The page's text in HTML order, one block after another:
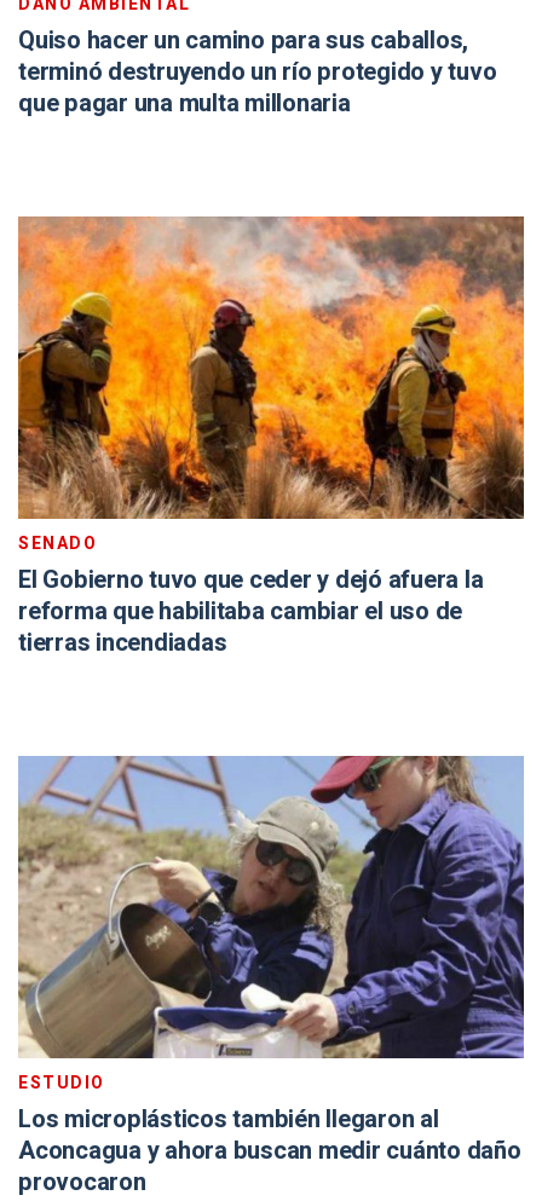
Quiso hacer un camino para sus caballos,
terminó destruyendo un río protegido y tuvo
que pagar una multa millonaria
SENADO
El Gobierno tuvo que ceder y dejó afuera la
reforma que habilitaba cambiar el uso de
tierras incendiadas
ESTUDIO
Los microplásticos también llegaron al
Aconcagua y ahora buscan medir cuánto daño
provocaron